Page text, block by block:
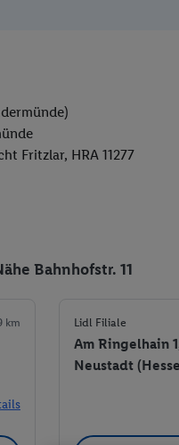
Fritzlar, HRA 11277
Bahnhofstr. 11
km Lidl Filiale
Am Ringelhain
Neustadt